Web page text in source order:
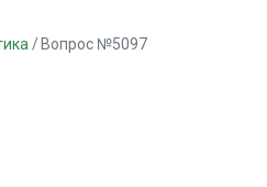
Вопрос №5097